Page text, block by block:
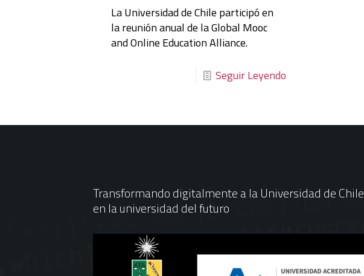
La Universidad de Chile participó en
la reunión anual de la Global Mooc
and Online Education Alliance.
Seguir Leyendo
Transformando digitalmente a la Universidad de Chile
en la universidad del futuro